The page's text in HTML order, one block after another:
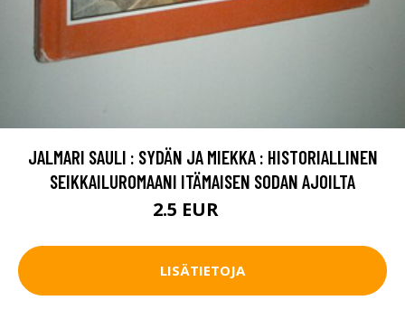
JALMARI SAULI : SYDÄN JA MIEKKA : HISTORIALLINEN
SEIKKAILUROMAANI ITÄMAISEN SODAN AJOILTA
2.5 EUR
LISÄTIETOJA